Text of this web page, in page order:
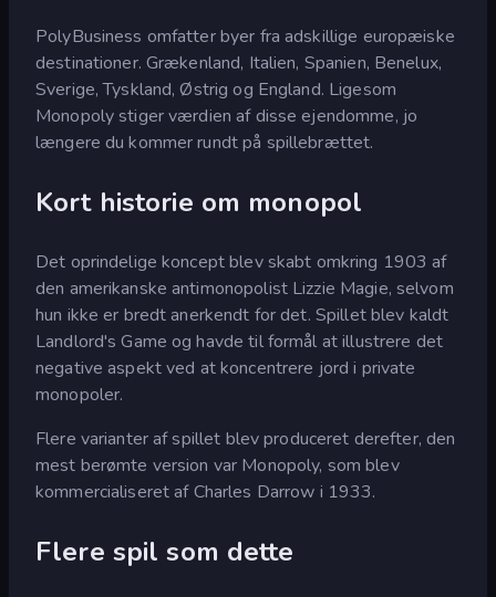
PolyBusiness omfatter byer fra adskillige europæiske
destinationer. Grækenland, Italien, Spanien, Benelux,
Sverige, Tyskland, Østrig og England. Ligesom
Monopoly stiger værdien af disse ejendomme, jo
længere du kommer rundt på spillebrættet.
Kort historie om monopol
Det oprindelige koncept blev skabt omkring 1903 af
den amerikanske antimonopolist Lizzie Magie, selvom
hun ikke er bredt anerkendt for det. Spillet blev kaldt
Landlord's Game og havde til formål at illustrere det
negative aspekt ved at koncentrere jord i private
monopoler.
Flere varianter af spillet blev produceret derefter, den
mest berømte version var Monopoly, som blev
kommercialiseret af Charles Darrow i 1933.
Flere spil som dette